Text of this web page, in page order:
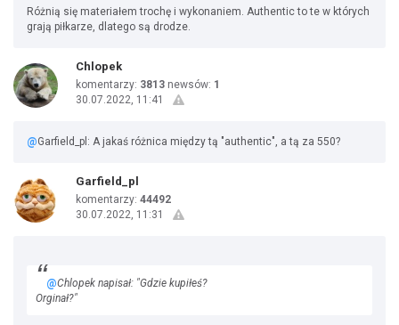
Różnią się materiałem trochę i wykonaniem. Authentic to te w których
grają piłkarze, dlatego są drodze.
Chlopek
komentarzy: 3813 newsów: 1
30.07.2022, 11:41
@Garfield_pl: A jakaś różnica między tą "authentic", a tą za 550?
Garfield_pl
komentarzy: 44492
30.07.2022, 11:31
@Chlopek napisał: "Gdzie kupiłeś?
Orginał?"